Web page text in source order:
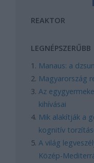
REAKTOR
LEGNÉPSZERŰBB
Manaus: a
Magyarország
Az
kihívásai
Mik alakítják a
kognitív
A világ
Közép-